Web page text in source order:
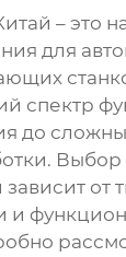
– это
для
спектр
до
зависит от
и